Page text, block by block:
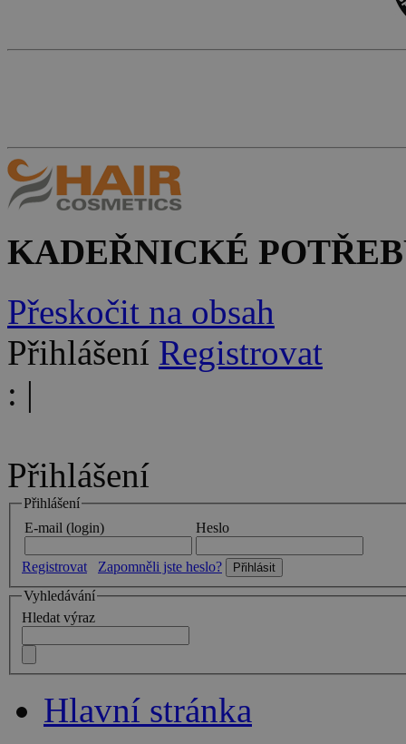
KADEŘNICKÉ
Přeskočit na obsah
Přihlášení Registrovat
: |
Přihlášení
Přihlášení
E-mail (login)
Heslo
Registrovat
Zapomněli jste heslo?
Vyhledávání
Hledat výraz
Hlavní stránka